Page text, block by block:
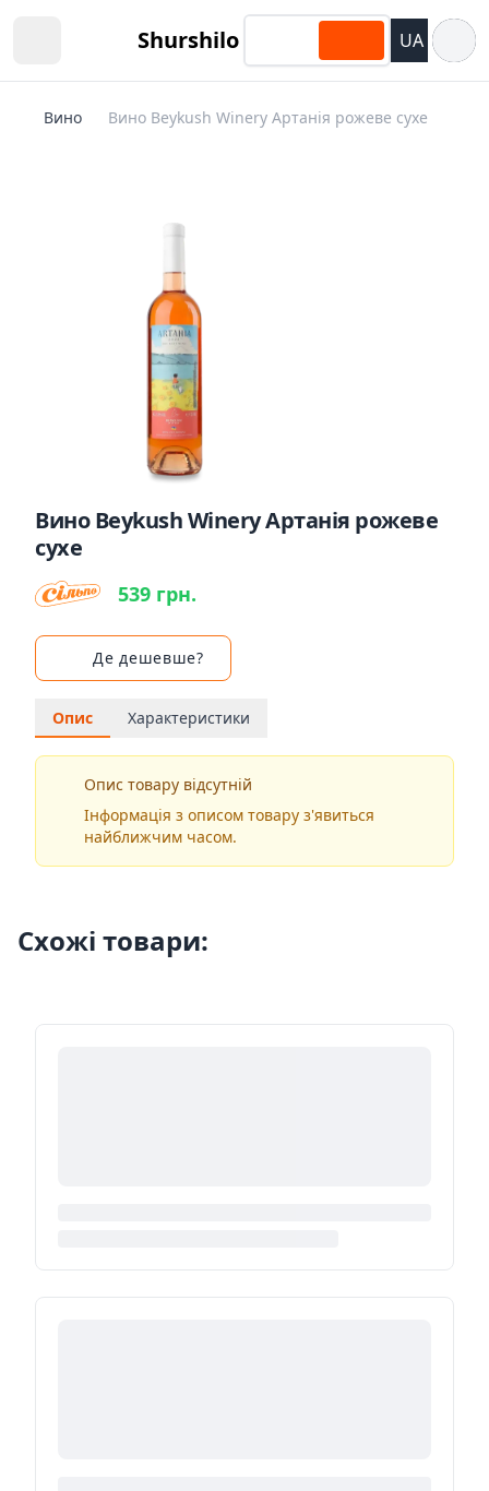
Shurshilo UA
Вино Вино Beykush Winery Артанія рожеве сухе
Вино Beykush Winery Артанія рожеве
сухе
539 грн.
Де дешевше?
Опис Характеристики
Опис товару відсутній
Інформація з описом товару з'явиться
найближчим часом.
Схожі товари: